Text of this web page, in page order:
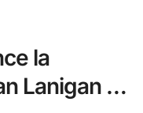
la
Lanigan au